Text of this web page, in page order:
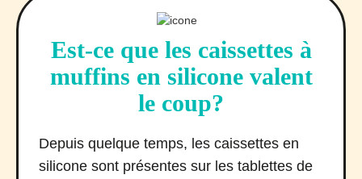
Est-ce que les caissettes à
muffins en silicone valent
le coup?
Depuis quelque temps, les caissettes en
silicone sont présentes sur les tablettes de